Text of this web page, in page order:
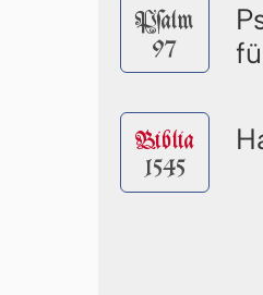
Pſalm
97
Biblia
1545